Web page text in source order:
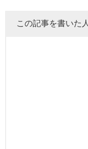
この記事を書いた人